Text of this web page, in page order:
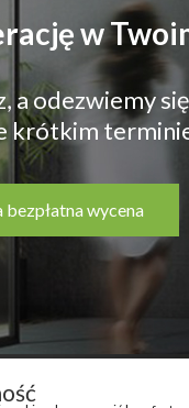
w
a odezwiemy
krótkim
bezpłatna wycena